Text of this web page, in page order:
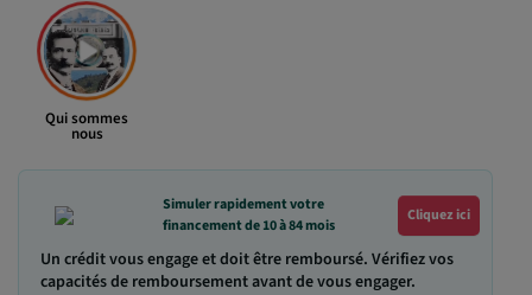
Qui sommes
nous
Simuler rapidement votre
financement de 10 à 84 mois
Cliquez ici
Un crédit vous engage et doit être remboursé. Vérifiez vos
capacités de remboursement avant de vous engager.